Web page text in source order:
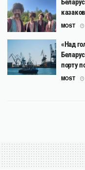
MOST
«Над
порту
MOST